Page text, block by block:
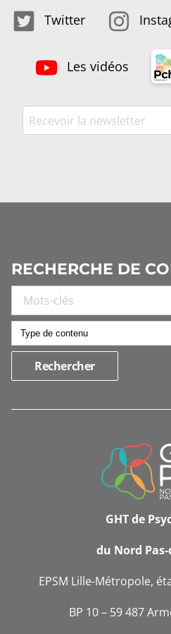
Twitter
Les vidéos
RECHERCHE DE
INFORMATIONS
GHT de
du Nord
EPSM Lille-Métropole,
BP 10 – 59 487